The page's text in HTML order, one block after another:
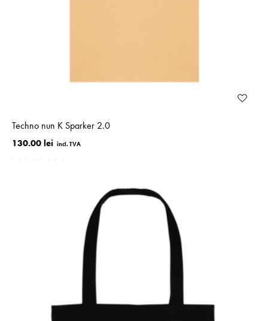
Techno nun K Sparker 2.0
130.00 lei